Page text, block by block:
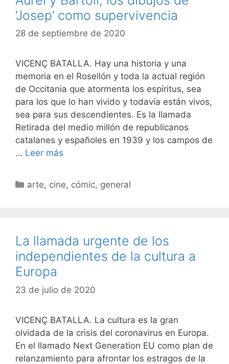
‘Josep’ como supervivencia
28 de septiembre de 2020
VICENÇ BATALLA. Hay una historia y una
memoria en el Rosellón y toda la actual región
de Occitania que atormenta los espíritus, sea
para los que lo han vivido y todavía están vivos,
sea para sus descendientes. Es la llamada
Retirada del medio millón de republicanos
catalanes y españoles en 1939 y los campos de
… Leer más
Categorías
arte, cine, cómic, general
La llamada urgente de los
independientes de la cultura a
Europa
23 de julio de 2020
VICENÇ BATALLA. La cultura es la gran
olvidada de la crisis del coronavirus en Europa.
En el llamado Next Generation EU como plan de
relanzamiento para afrontar los estragos de la